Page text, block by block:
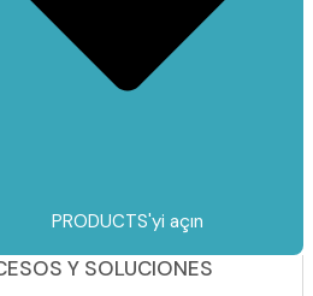
PRODUCTS'yi açın
Y SOLUCIONES